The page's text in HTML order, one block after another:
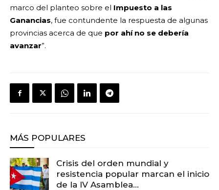
marco del planteo sobre el Impuesto a las
Ganancias, fue contundente la respuesta de algunas
provincias acerca de que por ahí no se debería
avanzar”.
MÁS POPULARES
Crisis del orden mundial y
resistencia popular marcan el inicio
de la IV Asamblea...